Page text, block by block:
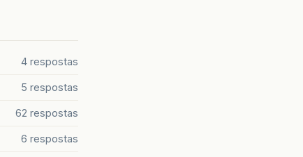
4 respostas
5 respostas
62 respostas
6 respostas